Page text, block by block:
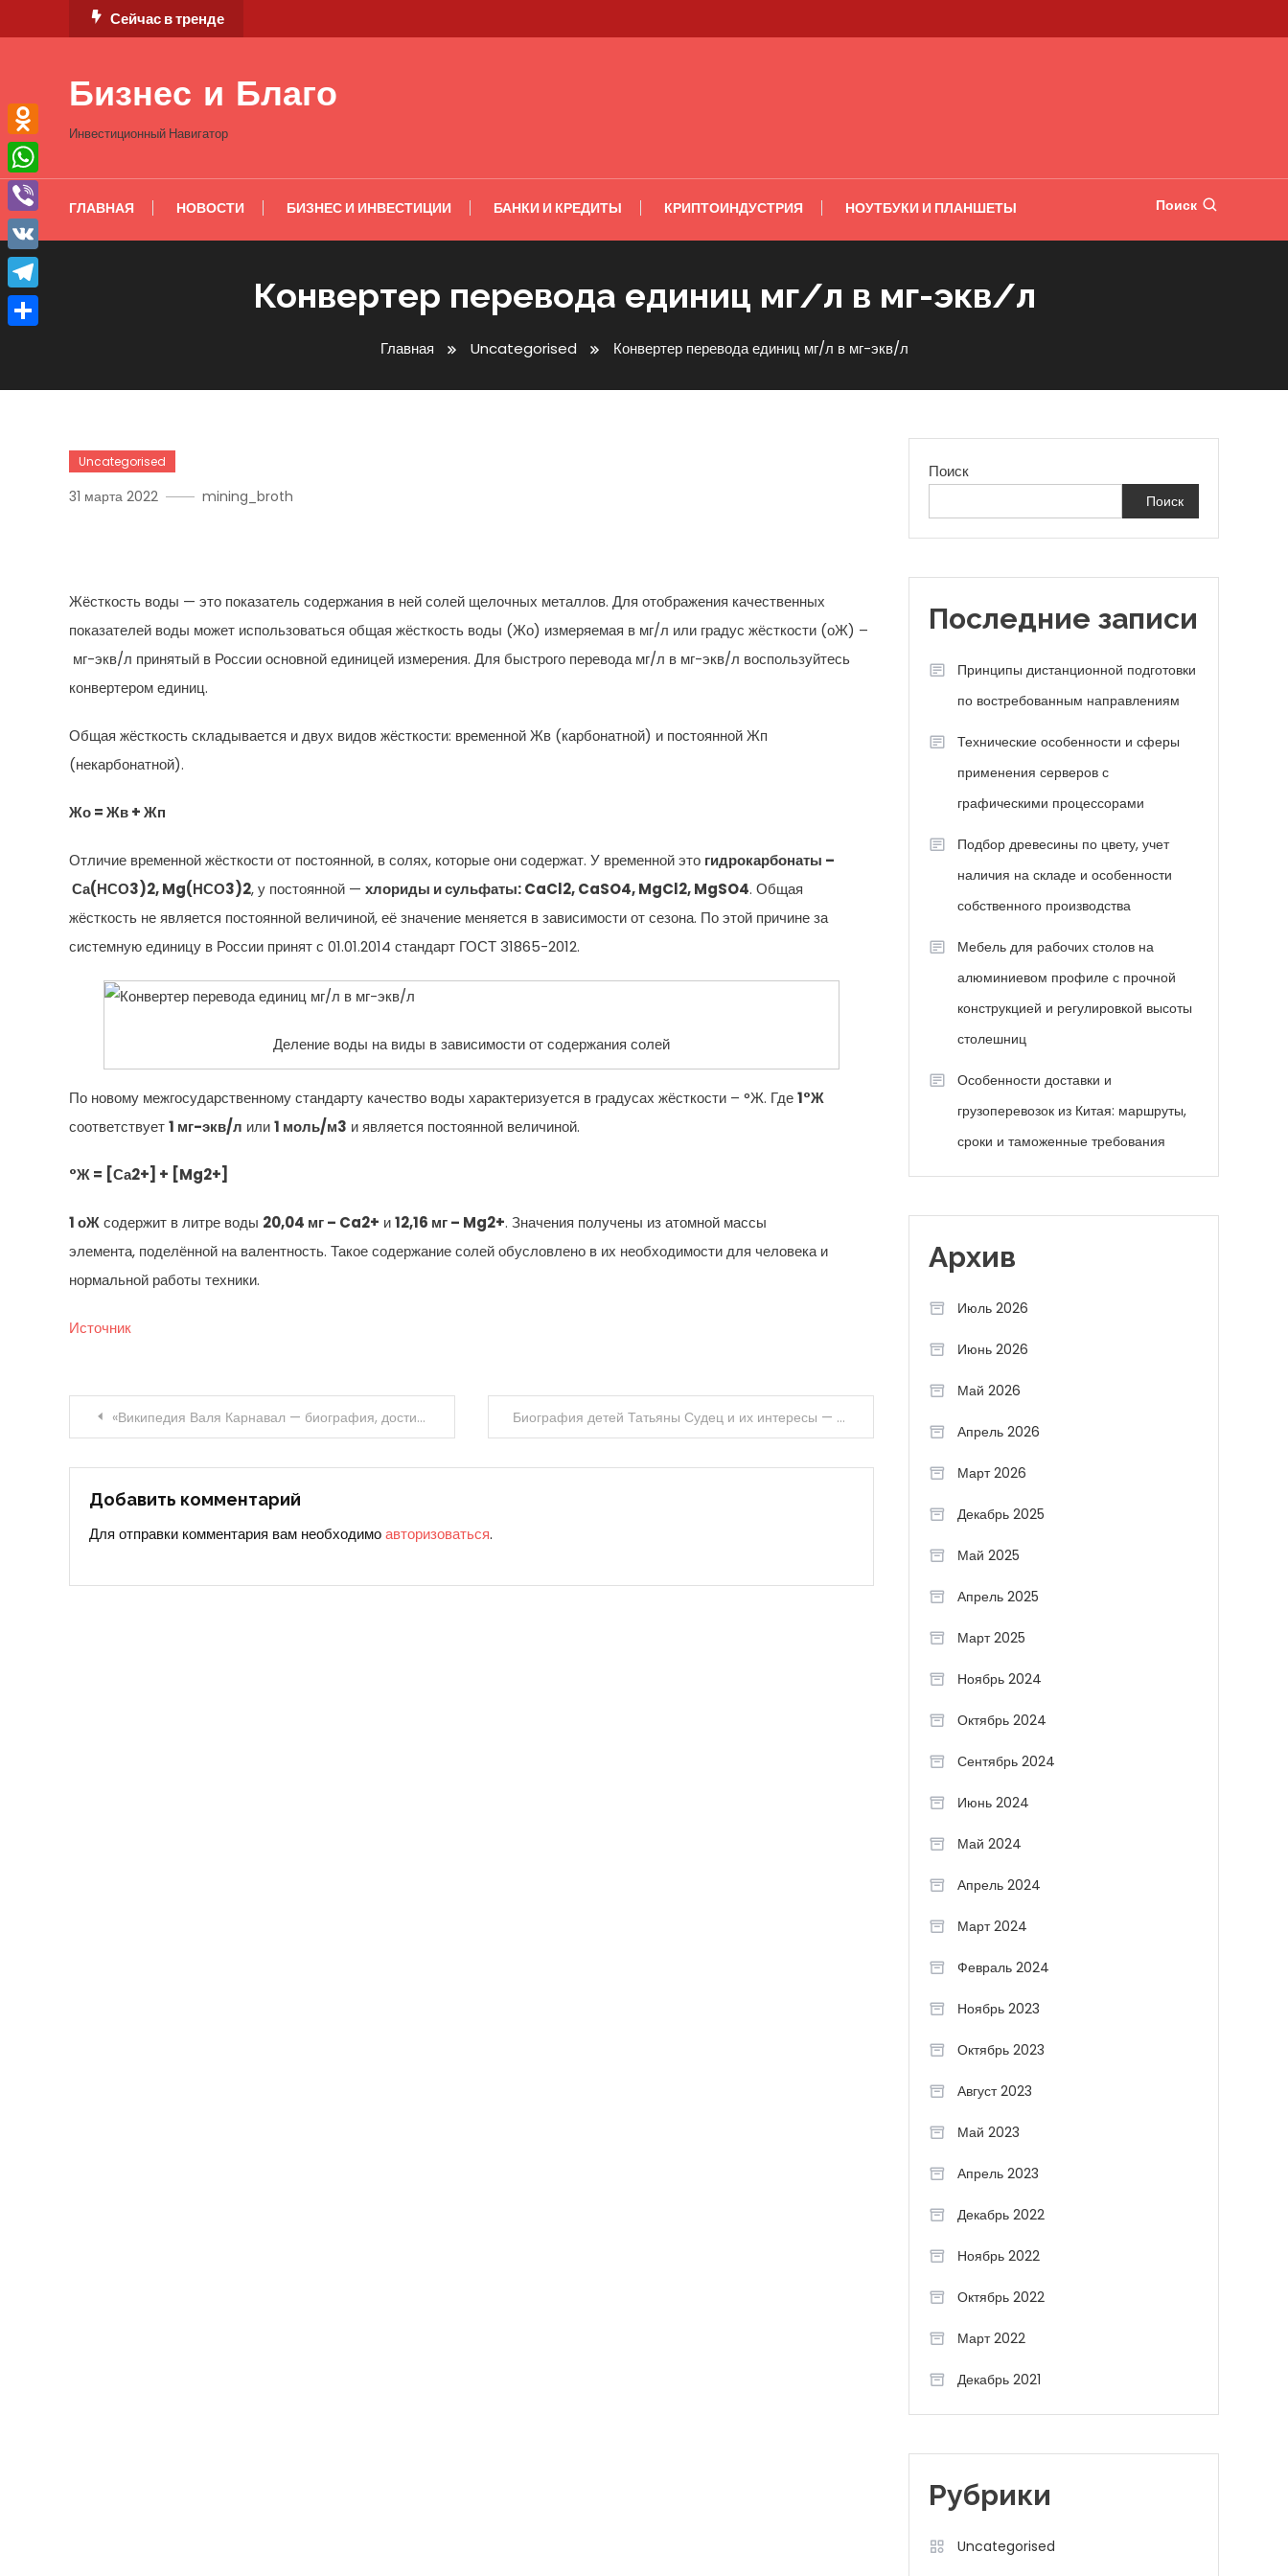
к
Сейчас в тренде
Бизнес и Благо
Инвестиционный Навигатор
ГЛАВНАЯ НОВОСТИ БИЗНЕС И ИНВЕСТИЦИИ БАНКИ И КРЕДИТЫ КРИПТОИНДУСТРИЯ НОУТБУКИ И ПЛАНШЕТЫ Поиск
Конвертер перевода единиц мг/л в мг-экв/л
Главная Uncategorised Конвертер перевода единиц мг/л в мг-экв/л
Uncategorised
31 марта 2022 mining_broth
Жёсткость воды — это показатель содержания в ней солей щелочных металлов. Для отображения качественных
показателей воды может использоваться общая жёсткость воды (Жо) измеряемая в мг/л или градус жёсткости (оЖ) –
мг-экв/л принятый в России основной единицей измерения. Для быстрого перевода мг/л в мг-экв/л воспользуйтесь
конвертером единиц.
Общая жёсткость складывается и двух видов жёсткости: временной Жв (карбонатной) и постоянной Жп
(некарбонатной).
Жо = Жв + Жп
Отличие временной жёсткости от постоянной, в солях, которые они содержат. У временной это гидрокарбонаты –
Са(НСО3)2, Mg(НСО3)2, у постоянной — хлориды и сульфаты: CaCl2, CaSO4, MgCl2, MgSO4. Общая
жёсткость не является постоянной величиной, её значение меняется в зависимости от сезона. По этой причине за
системную единицу в России принят с 01.01.2014 стандарт ГОСТ 31865-2012.
Деление воды на виды в зависимости от содержания солей
По новому межгосударственному стандарту качество воды характеризуется в градусах жёсткости – °Ж. Где1°Ж
соответствует1 мг-экв/л или1 моль/м3 и является постоянной величиной.
°Ж = [Са2+] + [Mg2+]
1 оЖсодержит в литре воды 20,04 мг – Ca2+ и12,16 мг – Mg2+. Значения получены из атомной массы
элемента, поделённой на валентность. Такое содержание солей обусловлено в их необходимости для человека и
нормальной работы техники.
Источник
Навигация
по
записям
«Википедия Валя Карнавал — биография, достижения, творчество» Биография детей Татьяны Судец и их интересы — все о семье Судец
Добавить комментарий
Для отправки комментария вам необходимоавторизоваться.
Поиск
Поиск
Последние записи
Принципы дистанционной подготовки
по востребованным направлениям
Технические особенности и сферы
применения серверов с
графическими процессорами
Подбор древесины по цвету, учет
наличия на складе и особенности
собственного производства
Мебель для рабочих столов на
алюминиевом профиле с прочной
конструкцией и регулировкой высоты
столешниц
Особенности доставки и
грузоперевозок из Китая: маршруты,
сроки и таможенные требования
Архив
Июль 2026
Июнь 2026
Май 2026
Апрель 2026
Март 2026
Декабрь 2025
Май 2025
Апрель 2025
Март 2025
Ноябрь 2024
Октябрь 2024
Сентябрь 2024
Июнь 2024
Май 2024
Апрель 2024
Март 2024
Февраль 2024
Ноябрь 2023
Октябрь 2023
Август 2023
Май 2023
Апрель 2023
Декабрь 2022
Ноябрь 2022
Октябрь 2022
Март 2022
Декабрь 2021
Рубрики
Uncategorised
Odnoklassniki
WhatsApp
Viber
VK
Telegram